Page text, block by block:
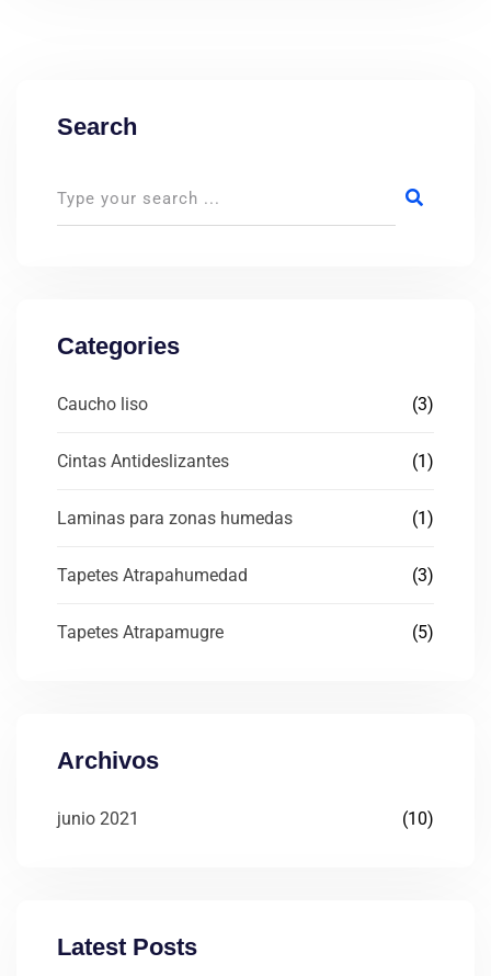
Search
Categories
Caucho liso (3)
Cintas Antideslizantes (1)
Laminas para zonas humedas (1)
Tapetes Atrapahumedad (3)
Tapetes Atrapamugre (5)
Archivos
junio 2021 (10)
Latest Posts